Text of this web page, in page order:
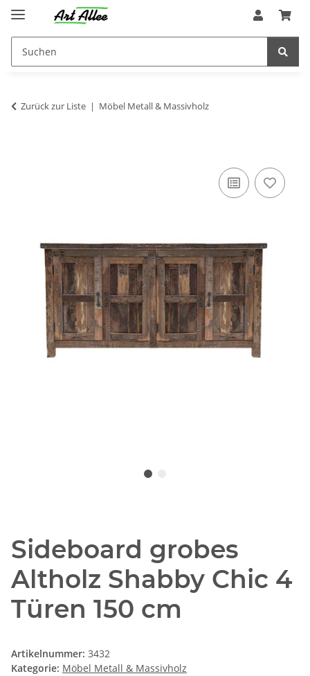
Zurück zur Liste Möbel Metall & Massivholz
Sideboard grobes
Altholz Shabby Chic 4
Türen 150 cm
Artikelnummer: 3432
Kategorie: Möbel Metall & Massivholz